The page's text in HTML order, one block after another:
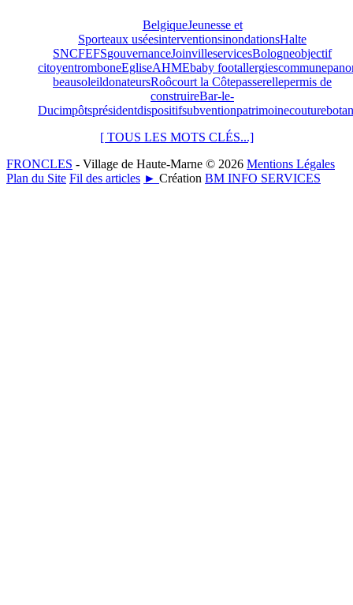
BelgiqueJeunesse et
Sporteaux uséesinterventionsinondationsHalte
SNCFEFSgouvernanceJoinvilleservicesBologneobjectif
citoyentromboneEgliseAHMEbaby footallergiescommune
beausoleildonateursRoôcourt la Côtepasserellepermis de
construireBar-le-
Ducimpôtsprésidentdispositifsubventionpatrimoinecouture
[ TOUS LES MOTS CLÉS...]
FRONCLES - Village de Haute-Marne © 2026 Mentions Légales
Plan du Site Fil des articles ► Création BM INFO SERVICES